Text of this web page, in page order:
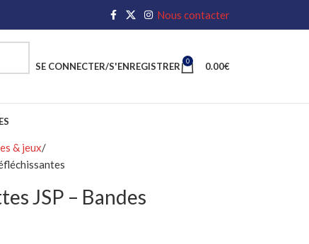
Nous contacter
SE CONNECTER/S'ENREGISTRER 0 0.00€
& jeux
JSP – Bandes